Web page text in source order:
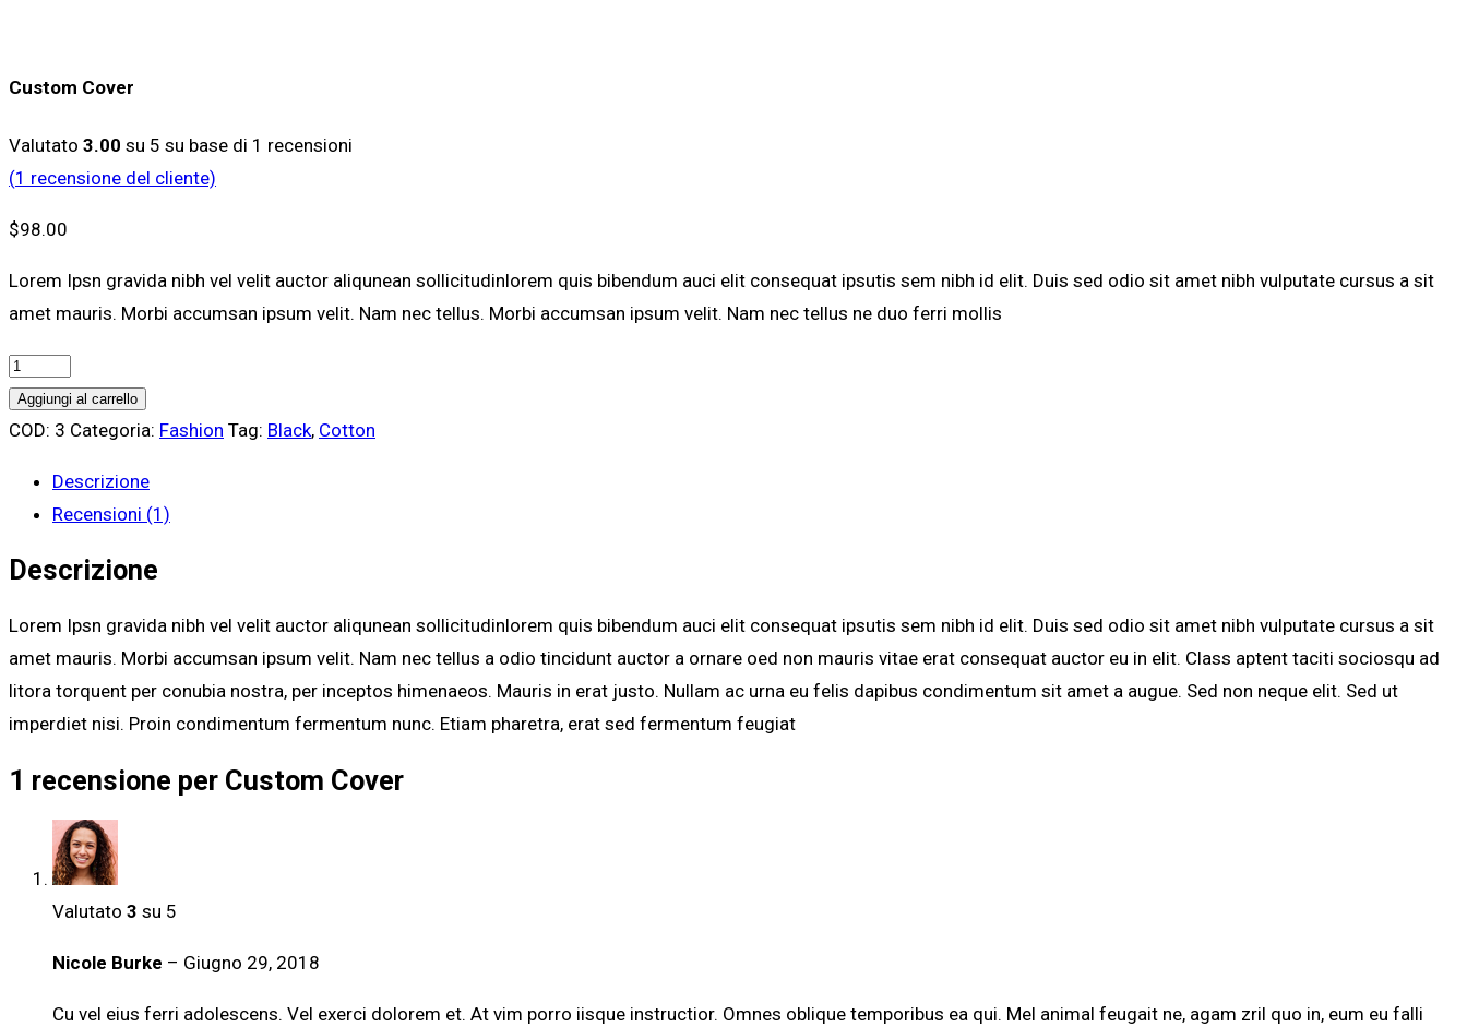
Custom Cover
Valutato 3.00 su 5 su base di 1 recensioni
(1 recensione del cliente)
$98.00
Lorem Ipsn gravida nibh vel velit auctor aliqunean sollicitudinlorem quis bibendum auci elit consequat ipsutis sem nibh id elit. Duis sed odio sit amet nibh vulputate cursus a sit
amet mauris. Morbi accumsan ipsum velit. Nam nec tellus. Morbi accumsan ipsum velit. Nam nec tellus ne duo ferri mollis
Custom
Cover
quantity
Aggiungi al carrello
COD: 3 Categoria: Fashion Tag: Black, Cotton
Descrizione
Recensioni (1)
Descrizione
Lorem Ipsn gravida nibh vel velit auctor aliqunean sollicitudinlorem quis bibendum auci elit consequat ipsutis sem nibh id elit. Duis sed odio sit amet nibh vulputate cursus a sit
amet mauris. Morbi accumsan ipsum velit. Nam nec tellus a odio tincidunt auctor a ornare oed non mauris vitae erat consequat auctor eu in elit. Class aptent taciti sociosqu ad
litora torquent per conubia nostra, per inceptos himenaeos. Mauris in erat justo. Nullam ac urna eu felis dapibus condimentum sit amet a augue. Sed non neque elit. Sed ut
imperdiet nisi. Proin condimentum fermentum nunc. Etiam pharetra, erat sed fermentum feugiat
1 recensione per Custom Cover
Valutato 3 su 5
Nicole Burke – Giugno 29, 2018
Cu vel eius ferri adolescens. Vel exerci dolorem et. At vim porro iisque instructior. Omnes oblique temporibus ea qui. Mel animal feugait ne, agam zril quo in, eum eu falli